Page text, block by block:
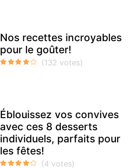
Nos recettes incroyables
pour le goûter!
Éblouissez vos convives
avec ces 8 desserts
individuels, parfaits pour
les fêtes!